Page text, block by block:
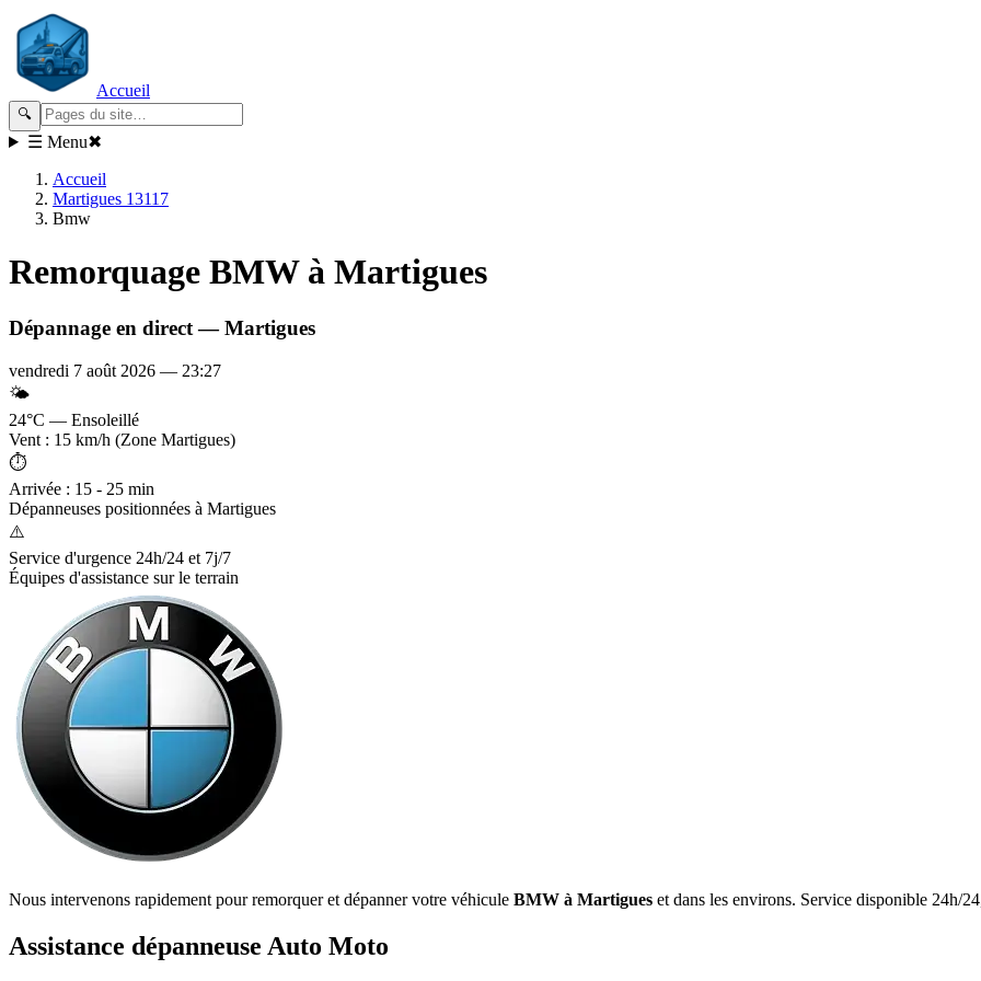
Accueil
🔍
☰ Menu✖
Accueil
Martigues 13117
Bmw
Remorquage BMW à Martigues
Dépannage en direct —Martigues
vendredi 7 août 2026 — 23:27
🌤️
24°C — Ensoleillé
Vent : 15 km/h (Zone Martigues)
⏱️
Arrivée : 15 - 25 min
Dépanneuses positionnées à Martigues
⚠️
Service d'urgence 24h/24 et 7j/7
Équipes d'assistance sur le terrain
Nous intervenons rapidement pour remorquer et dépanner votre véhicule BMW à Martigues et dans les environs. Service disponible 24h/
Assistance dépanneuse Auto Moto